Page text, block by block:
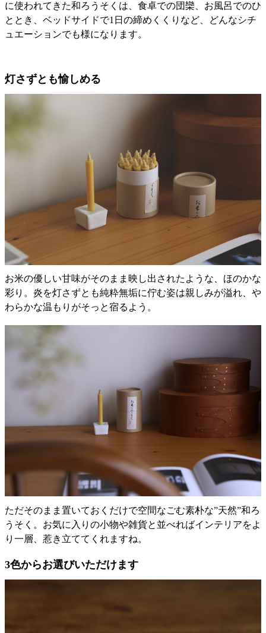
に使われてきた和ろうそくは、食卓での団欒、お風呂でのひ
ととき、ベッドサイドで1日の締めくくりなど、どんなシチ
ュエーションでも様になります。
灯さずとも愉しめる
お米の優しい甘味がそのまま映し出されたような、ほのかな
彩り。炎を灯さずとも純粋無垢に佇む姿は親しみが溢れ、や
わらかな温もりがそっと宿るよう。
ただそのまま置いておくだけで空間なごむ素朴な”天然”和ろ
うそく。お気に入りの小物や雑貨と並べればインテリアをよ
り一層、惹き立ててくれますね。
3色からお選びいただけます